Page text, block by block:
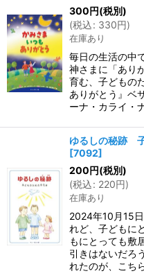
300円(税別)
(税込: 330円)
在庫あり
毎日の生活の中
神さまに「あり
育む、子どもの
ありがとう』ベ
ーナ・カライ・
ゆるしの秘跡
[7092]
200円(税別)
(税込: 220円)
在庫あり
2024年10月15
れど、子どもに
もにとっても敷
引きはないだろ
れたのが、こち